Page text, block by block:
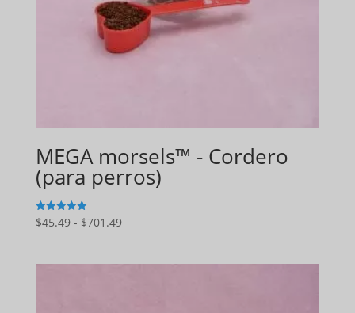
MEGA morsels™ - Cordero
(para perros)
5
de 5
$45.49 - $701.49Gama